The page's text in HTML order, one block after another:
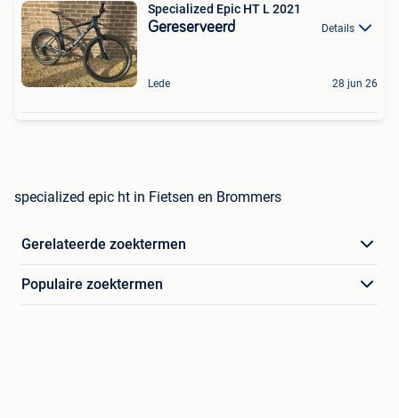
Specialized Epic HT L 2021
Gereserveerd Details
Lede 28 jun 26
specialized epic ht in Fietsen en Brommers
Gerelateerde zoektermen
Populaire zoektermen